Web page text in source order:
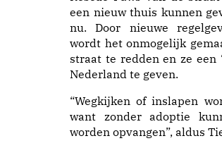
een nieuw thuis kunnen
nu. Door nieuwe
wordt het onmogelijk
straat te redden en ze een
Nederland te geven.
“Wegkijken of inslapen
want zonder adoptie
worden opvangen”, aldus